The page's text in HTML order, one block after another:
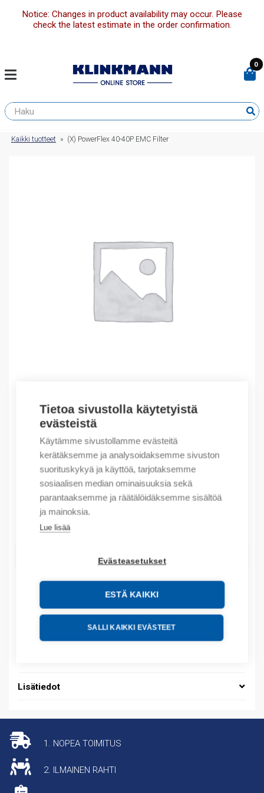
Tietoa sivustolla käytetyistä
evästeistä
Käytämme sivustollamme evästeitä
kerätäksemme ja analysoidaksemme sivuston
suorituskykyä ja käyttöä, tarjotaksemme
sosiaalisen median ominaisuuksia sekä
parantaaksemme ja räätälöidäksemme sisältöä
ja mainoksia.
Lue lisää
Evästeasetukset
ESTÄ KAIKKI
SALLI KAIKKI EVÄSTEET
Notice: Changes in product availability may occur. Please
check the latest estimate in the order confirmation.
0
Kaikki tuotteet » (X) PowerFlex 40-40P EMC Filter
Outlet – Erikoishinnat
(X) PowerFlex 40-40P EMC Filter
59,50€/ myyntierä
Myyntierä sis. 1 kpl
Määrä
Määrä
LISÄÄ OSTOSKORIIN
Tuotekoodit
Tilauskoodi: 22RF8P0BL
Lisätiedot
1. NOPEA TOIMITUS
2. ILMAINEN RAHTI